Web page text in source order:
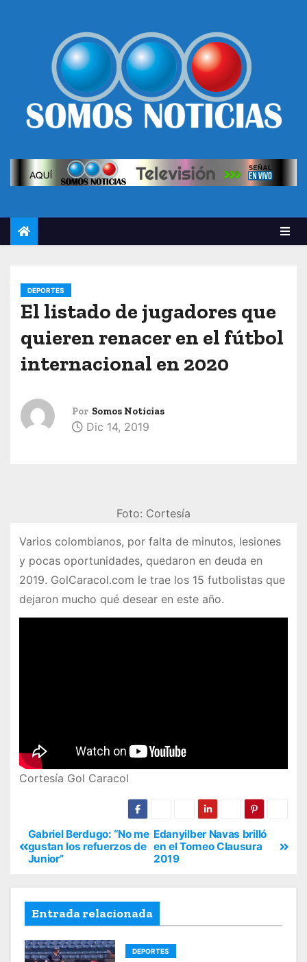
DEPORTES
El listado de jugadores que
quieren renacer en el fútbol
internacional en 2020
Por Somos Noticias
Dic 14, 2019
Foto: Cortesía
Varios colombianos, por falta de minutos, lesiones
y pocas oportunidades, quedaron en deuda en
2019. GolCaracol.com le trae los 15 futbolistas que
dejaron mucho qué desear en este año.
Cortesía Gol Caracol
Edanyilber Navas brilló
en el Torneo Clausura
2019
Gabriel Berdugo: “No me
gustan los refuerzos de
Junior”
Entrada relacionada
DEPORTES